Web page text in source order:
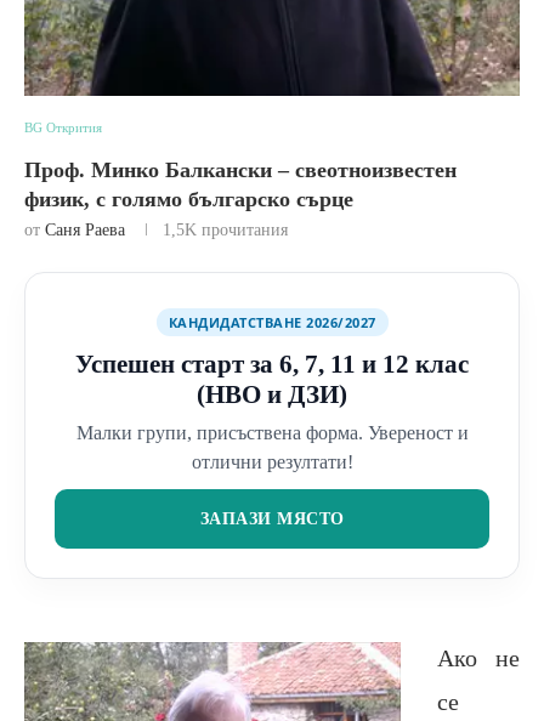
BG Открития
Проф. Минко Балкански – свеотноизвестен
физик, с голямо българско сърце
от Саня Раева 1,5K прочитания
КАНДИДАТСТВАНЕ 2026/2027
Успешен старт за 6, 7, 11 и 12 клас
(НВО и ДЗИ)
Малки групи, присъствена форма. Увереност и
отлични резултати!
ЗАПАЗИ МЯСТО
Ако не
се